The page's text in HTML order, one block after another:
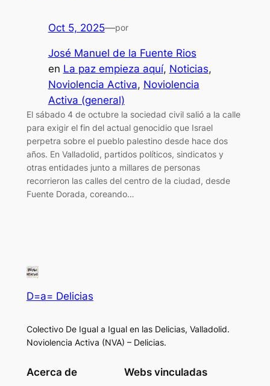
Oct 5, 2025—por
José Manuel de la Fuente Rios
en La paz empieza aquí, Noticias
Noviolencia Activa, Noviolencia
Activa (general)
El sábado 4 de octubre la sociedad civil salió a la calle
para exigir el fin del actual genocidio que Israel
perpetra sobre el pueblo palestino desde hace dos
años. En Valladolid, partidos políticos, sindicatos y
otras entidades junto a millares de personas
recorrieron las calles del centro de la ciudad, desde
Fuente Dorada, coreando…
D=a= Delicias
Colectivo De Igual a Igual en las Delicias, Valladolid.
Noviolencia Activa (NVA) – Delicias.
Acerca de Webs vinculadas